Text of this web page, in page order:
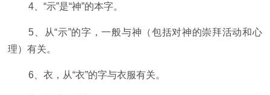
4、“示”是“神”的本字。
5、从“示”的字，一般与神（包括对神的崇拜活动和心
理）有关。
6、衣，从“衣”的字与衣服有关。